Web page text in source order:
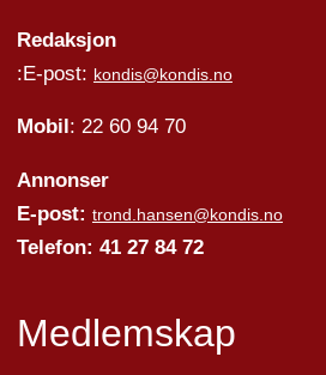
Redaksjon
:E-post: kondis@kondis.no
Mobil : 22 60 94 70
Annonser
E-post: trond.hansen@kondis.no
Telefon: 41 27 84 72
Medlemskap